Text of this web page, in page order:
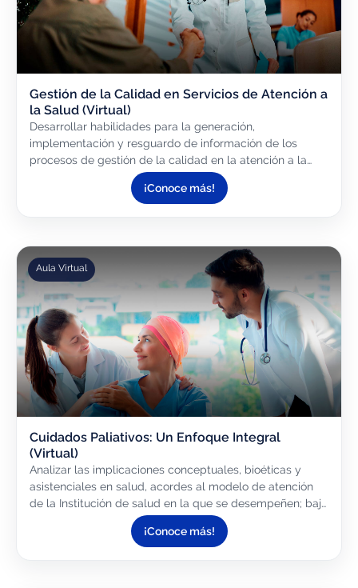
Gestión de la Calidad en Servicios de Atención a
la Salud (Virtual)
Desarrollar habilidades para la generación,
implementación y resguardo de información de los
procesos de gestión de la calidad en la atención a la
salud basados en estándares internacionales.
¡Conoce más!
Aula Virtual
Cuidados Paliativos: Un Enfoque Integral
(Virtual)
Analizar las implicaciones conceptuales, bioéticas y
asistenciales en salud, acordes al modelo de atención
de la Institución de salud en la que se desempeñen; bajo
un enfoque integral e interdisciplinar de los cuidados...
¡Conoce más!